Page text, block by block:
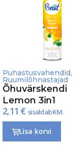
Puhastusvahendid,
Ruumilõhnastajad
Õhuvärskendi
Lemon 3in1
2,11 € sisaldab KM.
Lisa korvi